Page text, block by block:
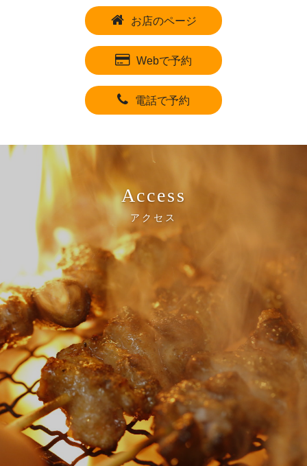
お店のページ
Webで予約
電話で予約
Access
アクセス